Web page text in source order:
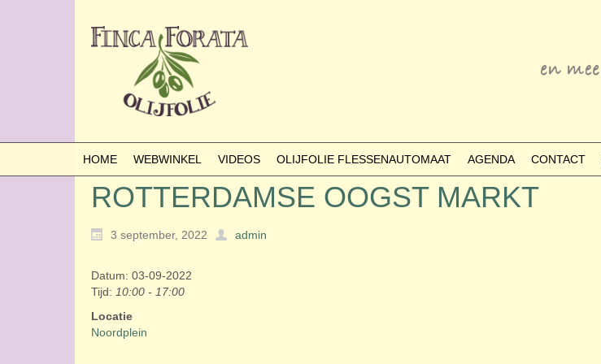
HOME WEBWINKEL VIDEOS OLIJFOLIE FLESSENAUTOMAAT AGENDA CONTACT
ROTTERDAMSE OOGST MARKT
3 september, 2022 admin
Datum: 03-09-2022
Tijd: 10:00 - 17:00
Locatie
Noordplein